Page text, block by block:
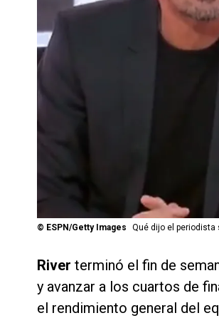
© ESPN/Getty Images Qué dijo el periodista
River terminó el fin de
y avanzar a los cuartos de
el rendimiento general del